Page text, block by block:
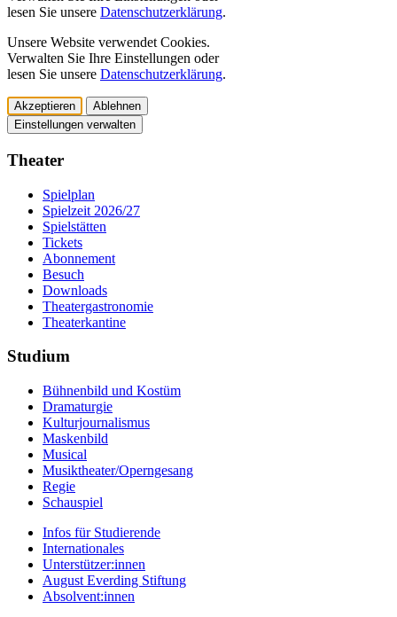
lesen Sie unsere Datenschutzerklärung.
Unsere Website verwendet Cookies.
Verwalten Sie Ihre Einstellungen oder
lesen Sie unsere Datenschutzerklärung.
Akzeptieren
Ablehnen
Einstellungen verwalten
Theater
Spielplan
Spielzeit 2026/27
Spielstätten
Tickets
Abonnement
Besuch
Downloads
Theatergastronomie
Theaterkantine
Studium
Bühnenbild und Kostüm
Dramaturgie
Kulturjournalismus
Maskenbild
Musical
Musiktheater/­Operngesang
Regie
Schauspiel
Infos für Studierende
Internationales
Unterstützer:innen
August Everding Stiftung
Absolvent:innen